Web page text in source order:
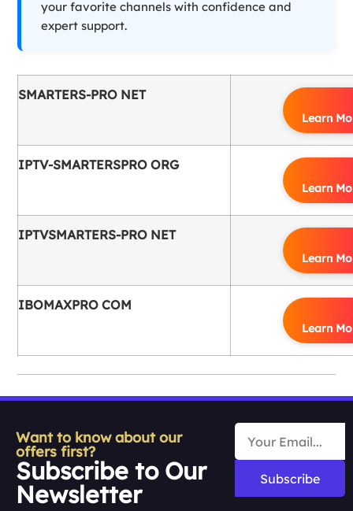
your favorite channels with confidence and
expert support.
SMARTERS-PRO NET
Learn
IPTV-SMARTERSPRO ORG
Learn
IPTVSMARTERS-PRO NET
Learn
IBOMAXPRO COM
Learn
Want to know about our
offers first?
Subscribe to Our
Newsletter
Subscribe